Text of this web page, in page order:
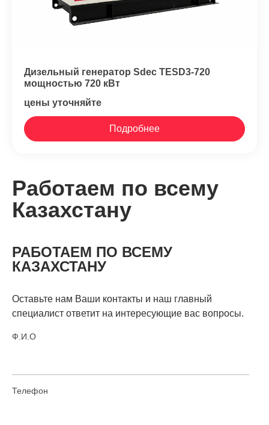
Дизельный генератор Sdec TESD3-720
мощностью 720 кВт
цены уточняйте
Подробнее
Работаем по всему
Казахстану
РАБОТАЕМ ПО ВСЕМУ
КАЗАХСТАНУ
Оставьте нам Ваши контакты и наш главный
специалист ответит на интересующие вас вопросы.
Ф.И.О
Телефон